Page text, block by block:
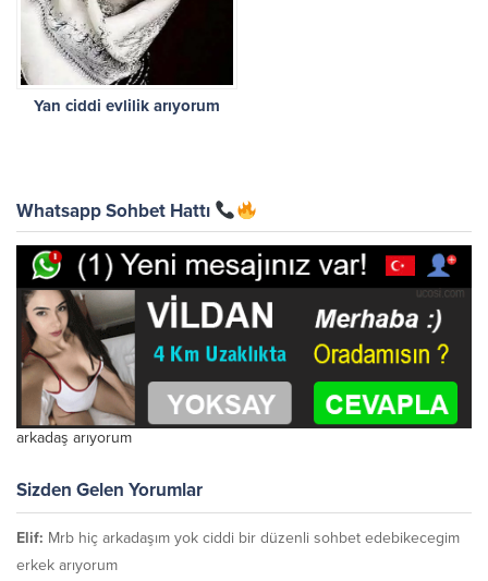
Yan ciddi evlilik arıyorum
Whatsapp Sohbet Hattı
arkadaş arıyorum
Sizden Gelen Yorumlar
Elif: Mrb hiç arkadaşım yok ciddi bir düzenli sohbet edebikecegim
erkek arıyorum